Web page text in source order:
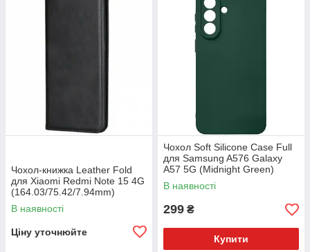
Чохол-книжка Leather Fold
для Xiaomi Redmi Note 15 4G
(164.03/75.42/7.94mm)
(Чорний)
В наявності
Ціну уточнюйте
Чохол Soft Silicone Case Full
для Samsung A576 Galaxy
A57 5G (Midnight Green)
В наявності
299 ₴
Купити